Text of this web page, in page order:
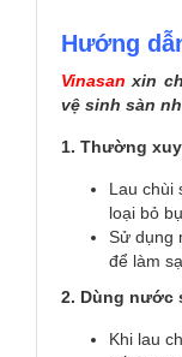
Hướng
Vinasan xin
vệ sinh sàn
1. Thường
Lau chùi
loại bỏ
Sử dụng
để làm
2. Dùng nước
Khi lau